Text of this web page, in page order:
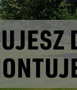
Użycie dokładnych
Przechowywanie
badnie odbiorców i